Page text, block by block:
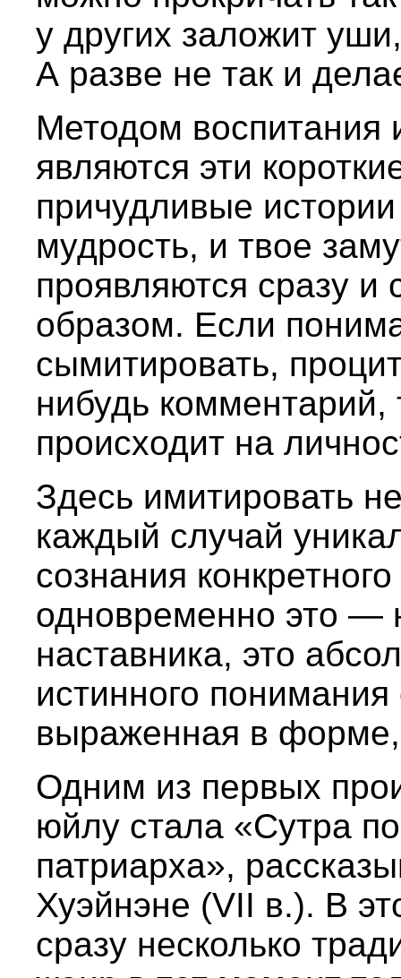
у других заложит
А разве не так и
Методом воспитания
являются эти
причудливые
мудрость, и твое
проявляются сразу
образом. Если
сымитировать,
нибудь комментарий,
происходит на
Здесь имитировать
каждый случай
сознания
одновременно это —
наставника, это
истинного
выраженная в
Одним из первых
юйлу стала «Сутра
патриарха»,
Хуэйнэне (VII в.). В
сразу несколько